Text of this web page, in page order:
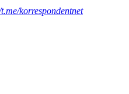
korrespondentnet